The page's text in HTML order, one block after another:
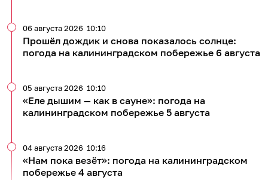
Прошёл дождик и снова показалось солнце:
погода на калининградском побережье 6 августа
06 августа 2026 10:10
«Еле дышим — как в сауне»: погода на
калининградском побережье 5 августа
05 августа 2026 10:10
«Нам пока везёт»: погода на калининградском
побережье 4 августа
04 августа 2026 10:16